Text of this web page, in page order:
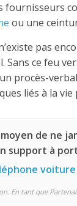
fournisseurs
ou une
pas
Sans ce feu
procès-
liés à la vie
de ne
support à
voiture
En tant que